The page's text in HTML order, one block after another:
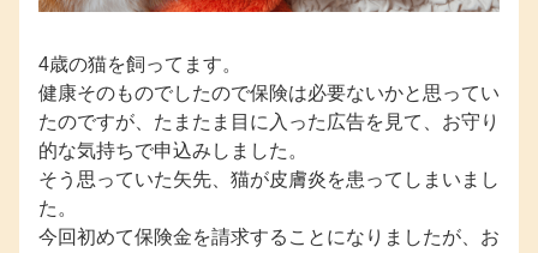
4歳の猫を飼ってます。
健康そのものでしたので保険は必要ないかと思ってい
たのですが、たまたま目に入った広告を見て、お守り
的な気持ちで申込みしました。
そう思っていた矢先、猫が皮膚炎を患ってしまいまし
た。
今回初めて保険金を請求することになりましたが、お